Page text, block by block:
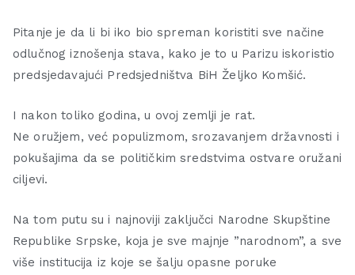
Pitanje je da li bi iko bio spreman koristiti sve načine
odlučnog iznošenja stava, kako je to u Parizu iskoristio
predsjedavajući Predsjedništva BiH Željko Komšić.
I nakon toliko godina, u ovoj zemlji je rat.
Ne oružjem, već populizmom, srozavanjem državnosti i
pokušajima da se političkim sredstvima ostvare oružani
ciljevi.
Na tom putu su i najnoviji zaključci Narodne Skupštine
Republike Srpske, koja je sve majnje ”narodnom”, a sve
više institucija iz koje se šalju opasne poruke